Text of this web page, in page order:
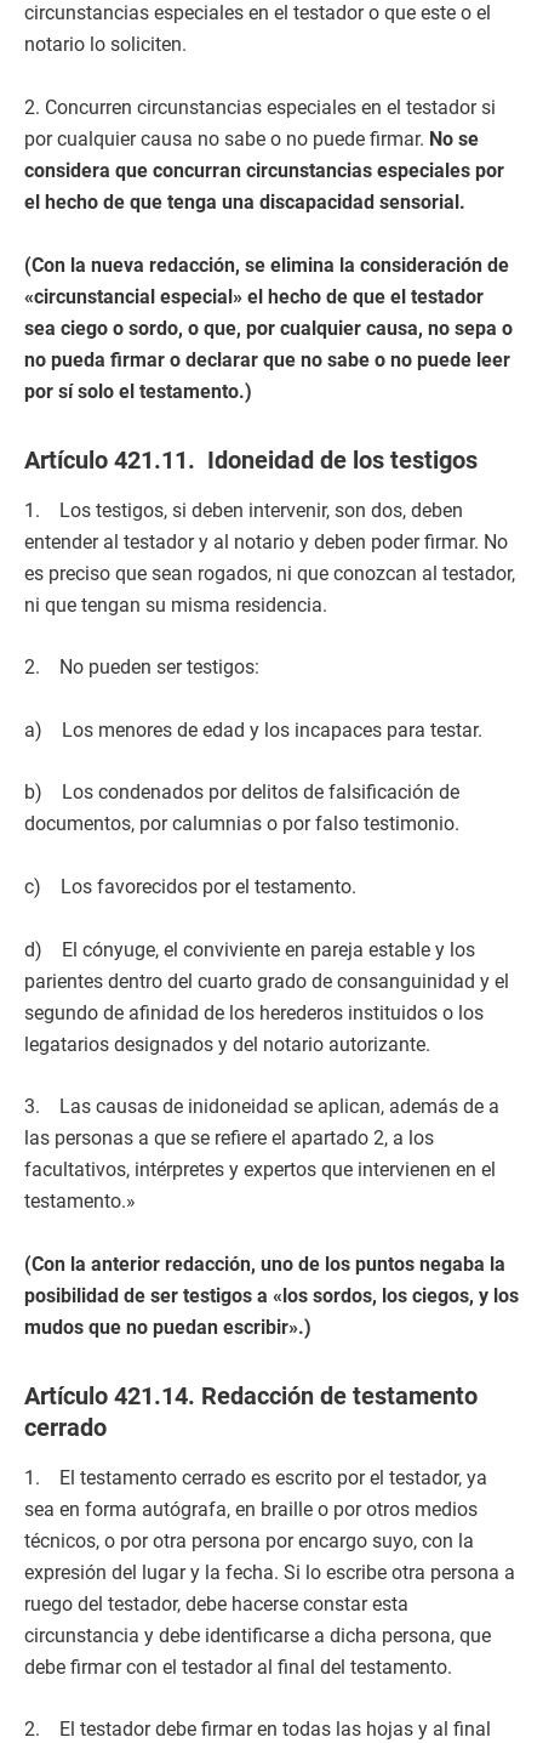
circunstancias especiales en el testador o que este o el
notario lo soliciten.
2. Concurren circunstancias especiales en el testador si
por cualquier causa no sabe o no puede firmar. No se
considera que concurran circunstancias especiales por
el hecho de que tenga una discapacidad sensorial.
(Con la nueva redacción, se elimina la consideración de
«circunstancial especial» el hecho de que el testador
sea ciego o sordo, o que, por cualquier causa, no sepa o
no pueda firmar o declarar que no sabe o no puede leer
por sí solo el testamento.)
Artículo 421.11. Idoneidad de los testigos
1. Los testigos, si deben intervenir, son dos, deben
entender al testador y al notario y deben poder firmar. No
es preciso que sean rogados, ni que conozcan al testador,
ni que tengan su misma residencia.
2. No pueden ser testigos:
a) Los menores de edad y los incapaces para testar.
b) Los condenados por delitos de falsificación de
documentos, por calumnias o por falso testimonio.
c) Los favorecidos por el testamento.
d) El cónyuge, el conviviente en pareja estable y los
parientes dentro del cuarto grado de consanguinidad y el
segundo de afinidad de los herederos instituidos o los
legatarios designados y del notario autorizante.
3. Las causas de inidoneidad se aplican, además de a
las personas a que se refiere el apartado 2, a los
facultativos, intérpretes y expertos que intervienen en el
testamento.»
(Con la anterior redacción, uno de los puntos negaba la
posibilidad de ser testigos a «los sordos, los ciegos, y los
mudos que no puedan escribir».)
Artículo 421.14. Redacción de testamento
cerrado
1. El testamento cerrado es escrito por el testador, ya
sea en forma autógrafa, en braille o por otros medios
técnicos, o por otra persona por encargo suyo, con la
expresión del lugar y la fecha. Si lo escribe otra persona a
ruego del testador, debe hacerse constar esta
circunstancia y debe identificarse a dicha persona, que
debe firmar con el testador al final del testamento.
2. El testador debe firmar en todas las hojas y al final